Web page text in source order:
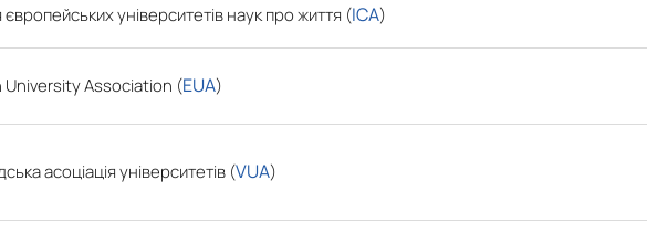
європейських університетів наук про життя (ІСА)
Association (EUA)
асоціація університетів (VUA)